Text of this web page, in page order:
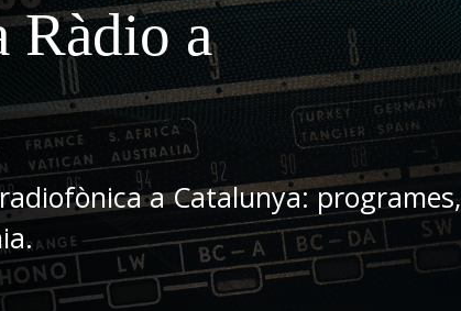
Ràdio a
a Catalunya: programes,